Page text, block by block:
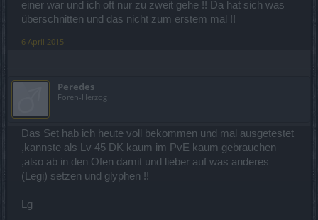
einer war und ich oft nur zu zweit gehe !! Da hat sich was
überschnitten und das nicht zum erstem mal !!
6 April 2015
Peredes
Foren-Herzog
Das Set hab ich heute voll bekommen und mal ausgetestet
,kannste als Lv 45 DK kaum im PvE kaum gebrauchen
,also ab in den Ofen damit und lieber auf was anderes
(Legi) setzen und glyphen !!
Lg